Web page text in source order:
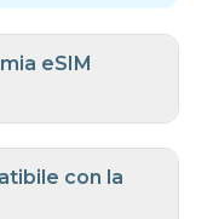
eSIM
con la